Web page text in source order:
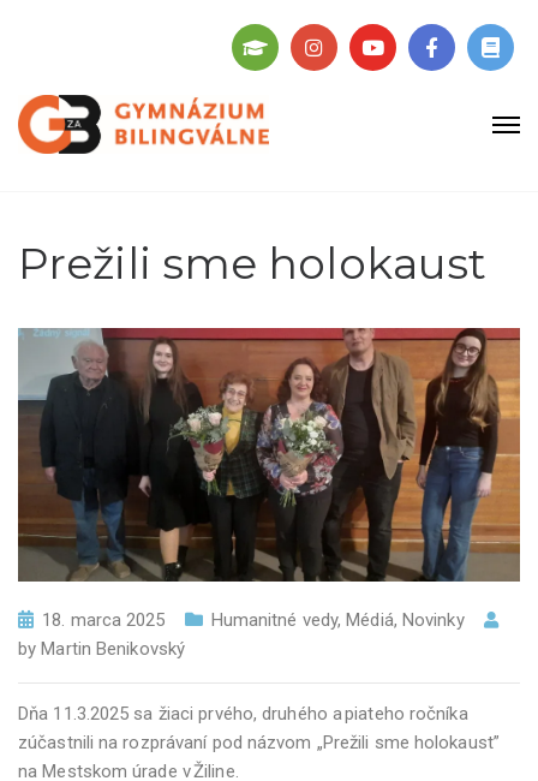
Prežili sme holokaust
18. marca 2025 Humanitné vedy,Médiá, Novinky
byMartin Benikovský
Dňa 11.3.2025 sa žiaci prvého, druhého a piateho ročníka
zúčastnili na rozprávaní pod názvom „Prežili sme holokaust”
na Mestskom úrade v Žiline.